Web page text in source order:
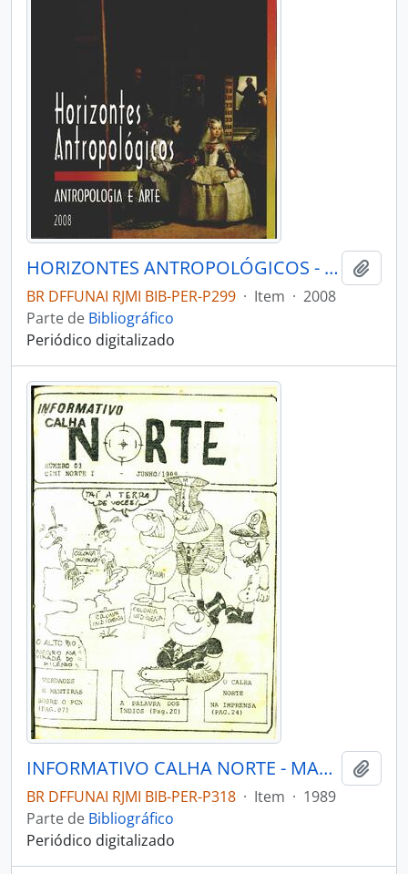
HORIZONTES ANTROPOLÓGICOS - PORTO ALEGRE UFRGS INSTITUTO DE FILOSOFIA E CIÊNCIAS - 2008 - Nº29
BR DFFUNAI RJMI BIB-PER-P299 · Item · 2008
Parte de Bibliográfico
Periódico digitalizado
INFORMATIVO CALHA NORTE - MANAUS AM CONSELHO INDIGENISTA MISSIONÁRIO CIMI NORTE I - 1989 - Nº03
BR DFFUNAI RJMI BIB-PER-P318 · Item · 1989
Parte de Bibliográfico
Periódico digitalizado